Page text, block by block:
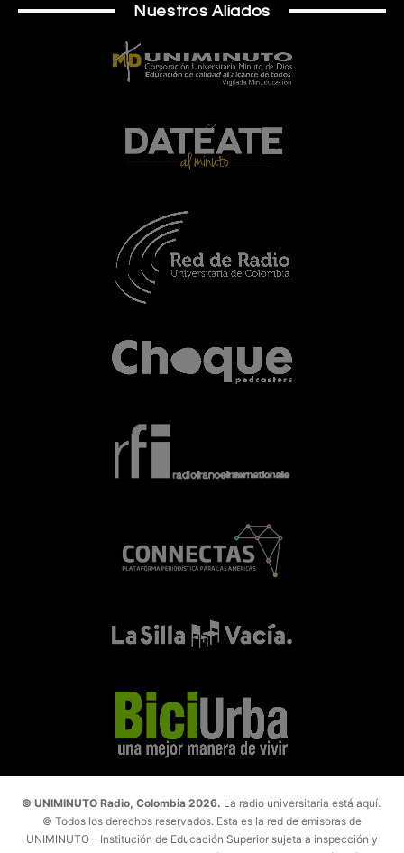
Nuestros Aliados
© UNIMINUTO Radio, Colombia 2026. La radio universitaria está aquí.
© Todos los derechos reservados. Esta es la red de emisoras de
UNIMINUTO – Institución de Educación Superior sujeta a inspección y